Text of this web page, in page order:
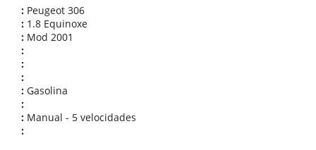
: Peugeot 306
: 1.8 Equinoxe
: Mod 2001
:
:
:
: Gasolina
:
: Manual - 5 velocidades
: